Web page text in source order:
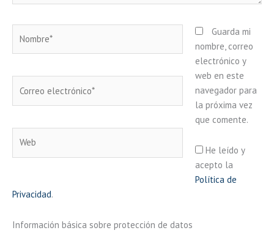
electrónico*
Guarda mi
nombre, correo
electrónico y
web en este
navegador para
la próxima vez
que comente.
He leído y
acepto la
Política de
Privacidad.
Información básica sobre protección de datos